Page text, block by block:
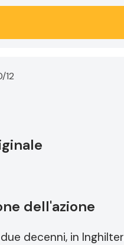
12
dell'azione
decenni, in